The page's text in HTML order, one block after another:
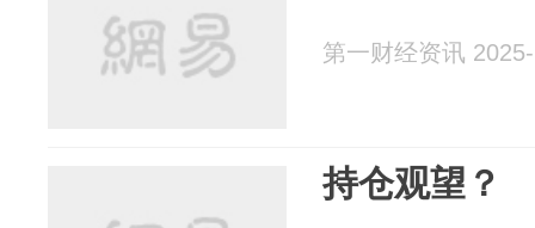
第一财经资讯
持仓观望？